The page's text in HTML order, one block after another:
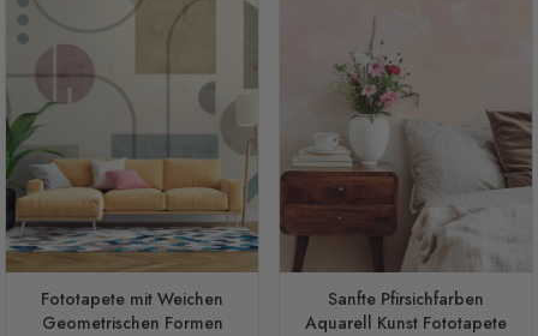
Fototapete mit Weichen
Geometrischen Formen
Sanfte Pfirsichfarben
Aquarell Kunst Fototapete